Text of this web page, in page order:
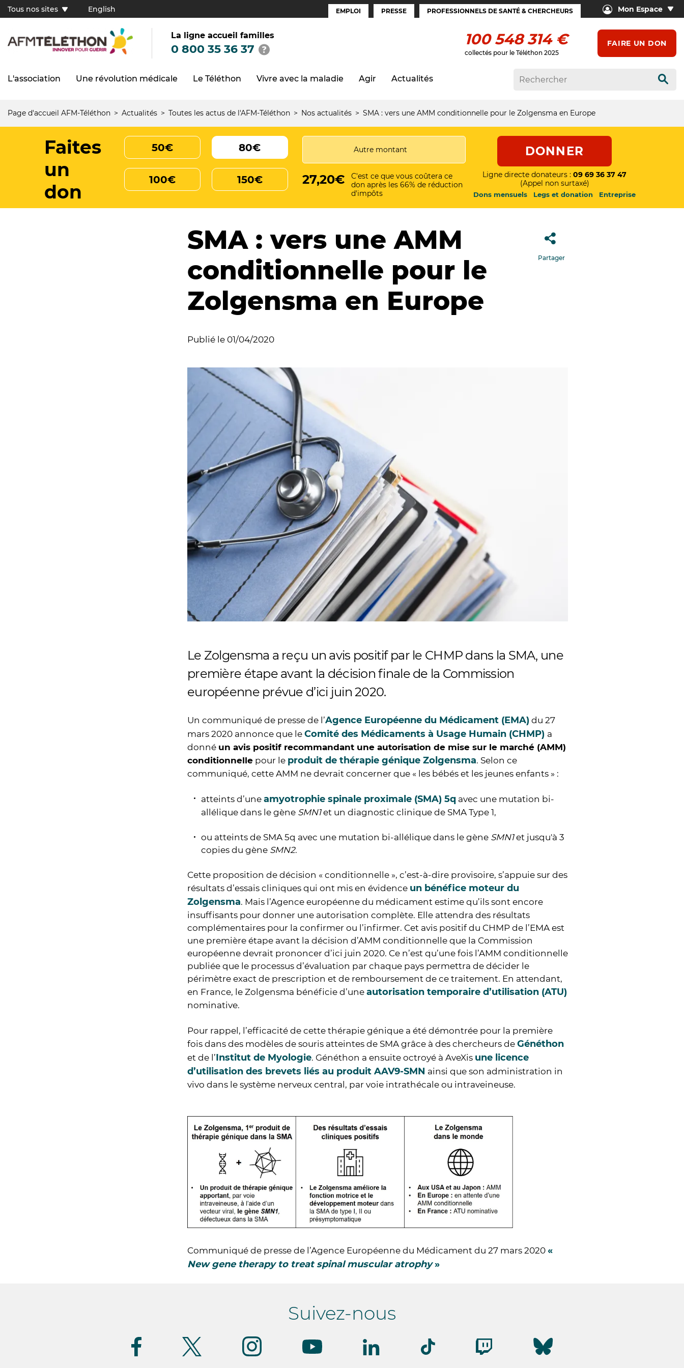
contenu
Tous
sites
(FR)
Tous nos sites English
Espaces
EMPLOI PRESSE PROFESSIONNELS DE SANTÉ & CHERCHEURS Mon Espace
La ligne accueil familles
0 800 35 36 37
100 548 314 €
collectés pour le Téléthon 2025
FAIRE UN DON
Navigation
L'association Une révolution médicale Le Téléthon Vivre avec la maladie Agir Actualités
Fil
d'Ariane
Page d'accueil AFM-Téléthon Actualités Toutes les actus de l'AFM-Téléthon Nos actualités SMA : vers une AMM conditionnelle pour le Zolgensma en Europe
Faites
un
don
50€ 80€
100€ 150€ 27,20€
C'est ce que vous coûtera ce
don après les 66% de réduction
d'impôts
DONNER
Ligne directe donateurs : 09 69 36 37 47
(Appel non surtaxé)
Dons mensuels Legs et donation Entreprise
SMA : vers une AMM
conditionnelle pour le
Zolgensma en Europe
Partager
Publié le 01/04/2020
Le Zolgensma a reçu un avis positif par le CHMP dans la SMA, une
première étape avant la décision finale de la Commission
européenne prévue d’ici juin 2020.
Un communiqué de presse de l’Agence Européenne du Médicament (EMA) du 27
mars 2020 annonce que le Comité des Médicaments à Usage Humain (CHMP) a
donné un avis positif recommandant une autorisation de mise sur le marché (AMM)
conditionnelle pour le produit de thérapie génique Zolgensma. Selon ce
communiqué, cette AMM ne devrait concerner que « les bébés et les jeunes enfants » :
atteints d’une amyotrophie spinale proximale (SMA) 5q avec une mutation bi-
allélique dans le gène SMN1et un diagnostic clinique de SMA Type 1,
ou atteints de SMA 5q avec une mutation bi-allélique dans le gène SMN1et jusqu'à 3
copies du gène SMN2.
Cette proposition de décision « conditionnelle », c’est-à-dire provisoire, s’appuie sur des
résultats d’essais cliniques qui ont mis en évidence un bénéfice moteur du
Zolgensma. Mais l’Agence européenne du médicament estime qu’ils sont encore
insuffisants pour donner une autorisation complète. Elle attendra des résultats
complémentaires pour la confirmer ou l’infirmer. Cet avis positif du CHMP de l’EMA est
une première étape avant la décision d’AMM conditionnelle que la Commission
européenne devrait prononcer d’ici juin 2020. Ce n’est qu’une fois l’AMM conditionnelle
publiée que le processus d’évaluation par chaque pays permettra de décider le
périmètre exact de prescription et de remboursement de ce traitement. En attendant,
en France, le Zolgensma bénéficie d’une autorisation temporaire d’utilisation (ATU)
nominative.
Pour rappel, l’efficacité de cette thérapie génique a été démontrée pour la première
fois dans des modèles de souris atteintes de SMA grâce à des chercheurs de Généthon
et de l’Institut de Myologie. Généthon a ensuite octroyé à AveXis une licence
d’utilisation des brevets liés au produit AAV9-SMN ainsi que son administration in
vivo dans le système nerveux central, par voie intrathécale ou intraveineuse.
Communiqué de presse de l’Agence Européenne du Médicament du 27 mars 2020 «
New gene therapy to treat spinal muscular atrophy»
Suivez-nous